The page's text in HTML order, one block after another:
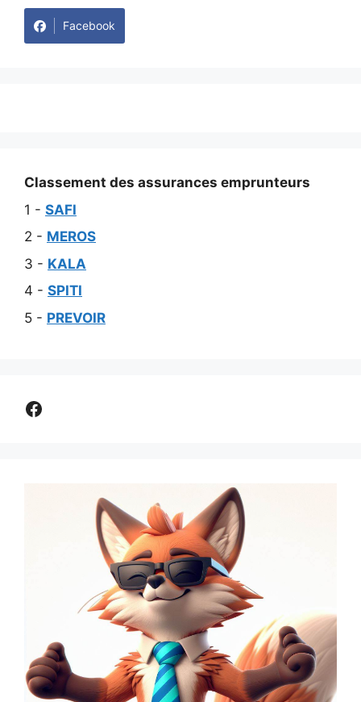
Facebook
Classement des assurances emprunteurs
1 - SAFI
2 - MEROS
3 - KALA
4 - SPITI
5 - PREVOIR
Comparer assurance